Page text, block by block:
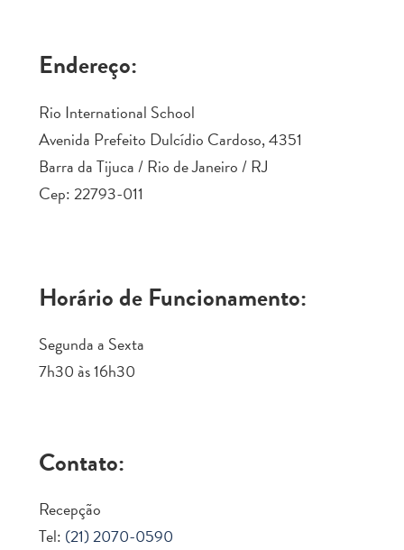
Endereço:
Rio International School
Avenida Prefeito Dulcídio Cardoso, 4351
Barra da Tijuca / Rio de Janeiro / RJ
Cep: 22793-011
Horário de Funcionamento:
Segunda a Sexta
7h30 às 16h30
Contato:
Recepção
Tel: (21) 2070-0590